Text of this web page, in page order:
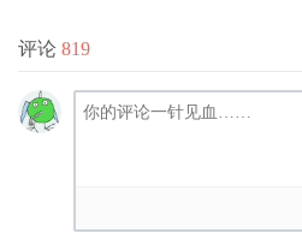
评论 819